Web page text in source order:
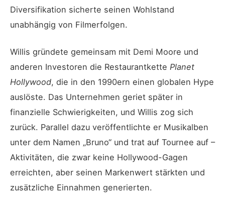
Diversifikation sicherte seinen Wohlstand
unabhängig von Filmerfolgen.
Willis gründete gemeinsam mit Demi Moore und
anderen Investoren die Restaurantkette Planet
Hollywood, die in den 1990ern einen globalen Hype
auslöste. Das Unternehmen geriet später in
finanzielle Schwierigkeiten, und Willis zog sich
zurück. Parallel dazu veröffentlichte er Musikalben
unter dem Namen „Bruno“ und trat auf Tournee auf –
Aktivitäten, die zwar keine Hollywood-Gagen
erreichten, aber seinen Markenwert stärkten und
zusätzliche Einnahmen generierten.